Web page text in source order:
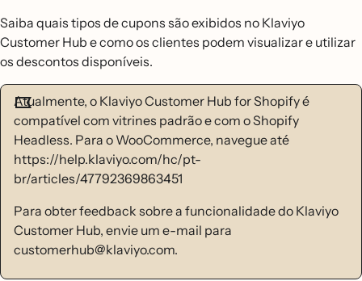
Saiba quais tipos de cupons são exibidos no Klaviyo
Customer Hub e como os clientes podem visualizar e utilizar
os descontos disponíveis.
Atualmente, o Klaviyo Customer Hub for Shopify é
compatível com vitrines padrão e com o Shopify
Headless. Para o WooCommerce, navegue até
https://help.klaviyo.com/hc/pt-
br/articles/47792369863451
Para obter feedback sobre a funcionalidade do Klaviyo
Customer Hub, envie um e-mail para
customerhub@klaviyo.com.